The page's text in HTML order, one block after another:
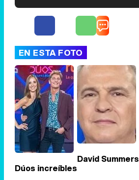
EN ESTA FOTO
Dúos increíbles
David Summers